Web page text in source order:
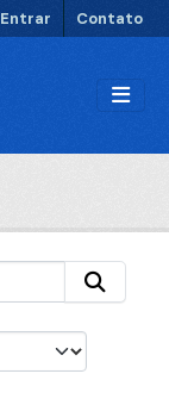
Entrar Contato